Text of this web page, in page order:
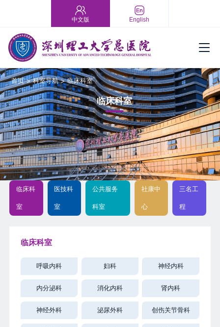
中文版 English
首页 > 科室导航 > 临床科室
临床科室
临床科
室
医技科
室
公共服务
科室
社康中
心
三名工
程
临床科室
呼吸内科 妇科 神经内科
内分泌科 消化内科 肾内科
神经外科 泌尿外科 创伤关节骨科